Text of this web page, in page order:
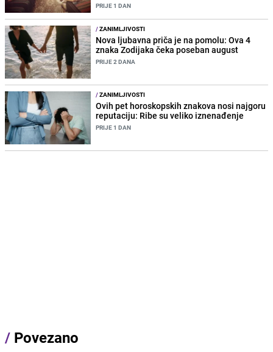
PRIJE 1 DAN
/ZANIMLJIVOSTI
Nova ljubavna priča je na pomolu: Ova 4
znaka Zodijaka čeka poseban august
PRIJE 2 DANA
/ZANIMLJIVOSTI
Ovih pet horoskopskih znakova nosi najgoru
reputaciju: Ribe su veliko iznenađenje
PRIJE 1 DAN
/ Povezano